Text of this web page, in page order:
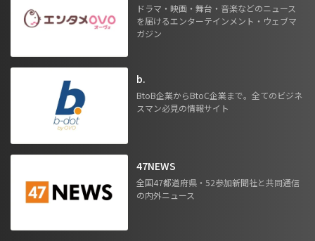
ドラマ・映画・舞台・音楽などのニュース
を届けるエンターテインメント・ウェブマ
ガジン
b.
BtoB企業からBtoC企業まで。全てのビジネ
スマン必見の情報サイト
47NEWS
全国47都道府県・52参加新聞社と共同通信
の内外ニュース